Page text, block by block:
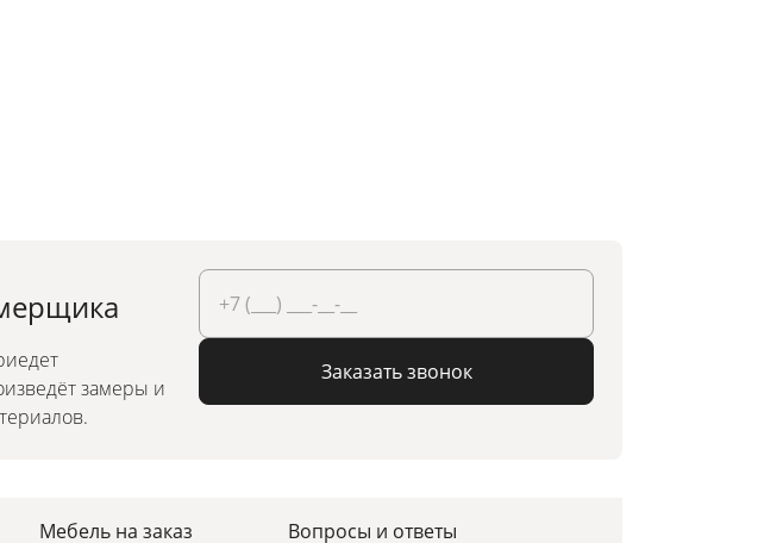
замеры и
Заказать звонок
Мебель на заказ Вопросы и ответы